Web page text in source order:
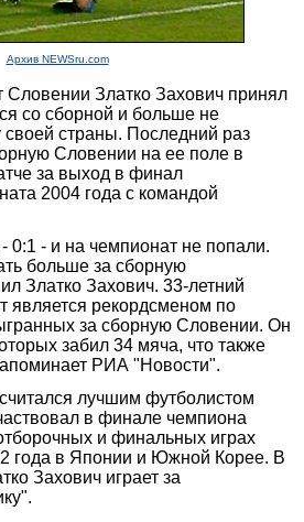
Архив NEWSru.com
Словении Златко Захович принял
со сборной и больше не
своей страны. Последний раз
Словении на ее поле в
за выход в финал
2004 года с командой
0:1 - и на чемпионат не попали.
больше за сборную
Златко Захович. 33-летний
является рекордсменом по
за сборную Словении. Он
забил 34 мяча, что также
РИА "Новости".
лучшим футболистом
в финале чемпиона
и финальных играх
года в Японии и Южной Корее. В
Захович играет за